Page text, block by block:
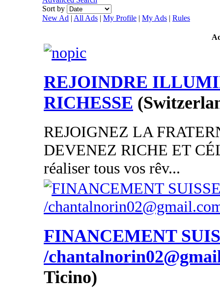
Sort by
New Ad | All Ads | My Profile | My Ads | Rules
REJOINDRE
RICHESSE
REJOIGNEZ LA
DEVENEZ RICHE ET
réaliser tous vos rêv...
FINANCEMENT
/
Ticino)